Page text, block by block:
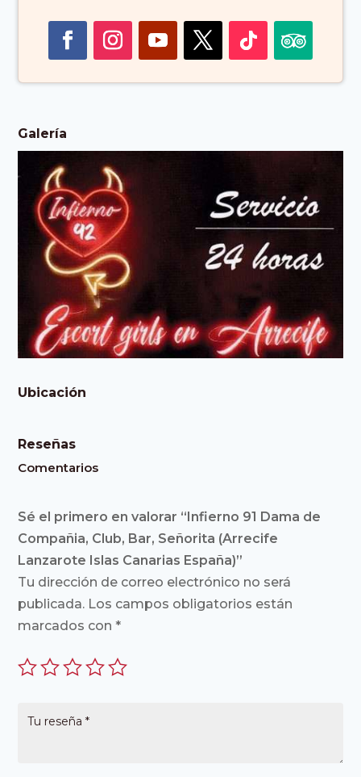
Galería
Ubicación
Reseñas
Comentarios
Sé el primero en valorar “Infierno 91 Dama de
Compañia, Club, Bar, Señorita (Arrecife
Lanzarote Islas Canarias España)”
Tu dirección de correo electrónico no será
publicada. Los campos obligatorios están
marcados con*